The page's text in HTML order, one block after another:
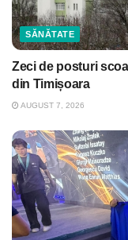
SĂNĂTATE
Zeci de posturi
din Timișoara
AUGUST 7, 2026